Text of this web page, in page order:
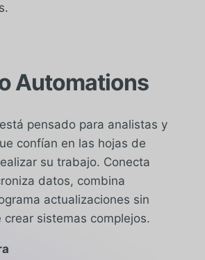
Automations
pensado para analistas y
confían en las hojas de
su trabajo. Conecta
datos, combina
actualizaciones sin
sistemas complejos.